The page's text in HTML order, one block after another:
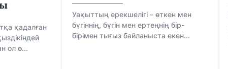
қадалған
ол ө...
Уақыттың ерекшелігі – өткен мен
бүгіннің, бүгін мен ертеңнің бір-
бірімен тығыз байланыста екен...